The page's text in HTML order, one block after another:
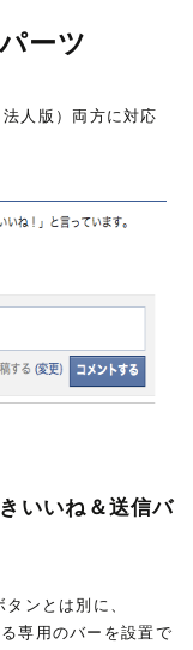
ーツ
人版）両方に対応
いいね＆送信バ
ンとは別に、
専用のバーを設置で